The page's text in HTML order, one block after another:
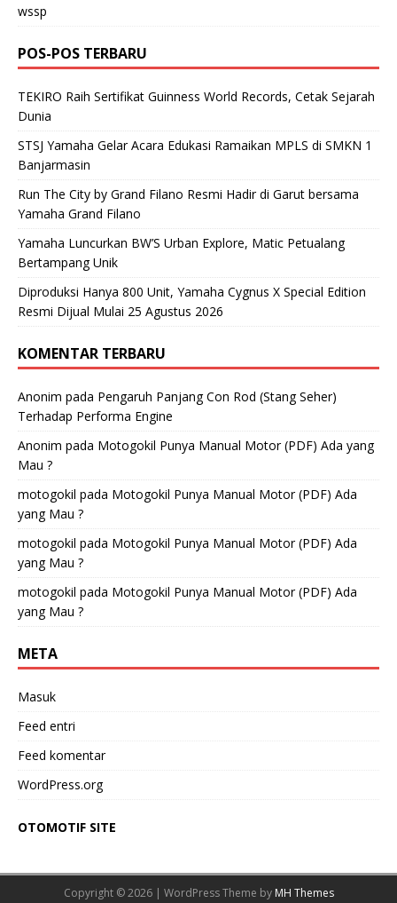
wssp
POS-POS TERBARU
TEKIRO Raih Sertifikat Guinness World Records, Cetak Sejarah
Dunia
STSJ Yamaha Gelar Acara Edukasi Ramaikan MPLS di SMKN 1
Banjarmasin
Run The City by Grand Filano Resmi Hadir di Garut bersama
Yamaha Grand Filano
Yamaha Luncurkan BW’S Urban Explore, Matic Petualang
Bertampang Unik
Diproduksi Hanya 800 Unit, Yamaha Cygnus X Special Edition
Resmi Dijual Mulai 25 Agustus 2026
KOMENTAR TERBARU
Anonim pada Pengaruh Panjang Con Rod (Stang Seher)
Terhadap Performa Engine
Anonim pada Motogokil Punya Manual Motor (PDF) Ada yang
Mau ?
motogokil pada Motogokil Punya Manual Motor (PDF) Ada
yang Mau ?
motogokil pada Motogokil Punya Manual Motor (PDF) Ada
yang Mau ?
motogokil pada Motogokil Punya Manual Motor (PDF) Ada
yang Mau ?
META
Masuk
Feed entri
Feed komentar
WordPress.org
OTOMOTIF SITE
Copyright © 2026 | WordPress Theme by MH Themes